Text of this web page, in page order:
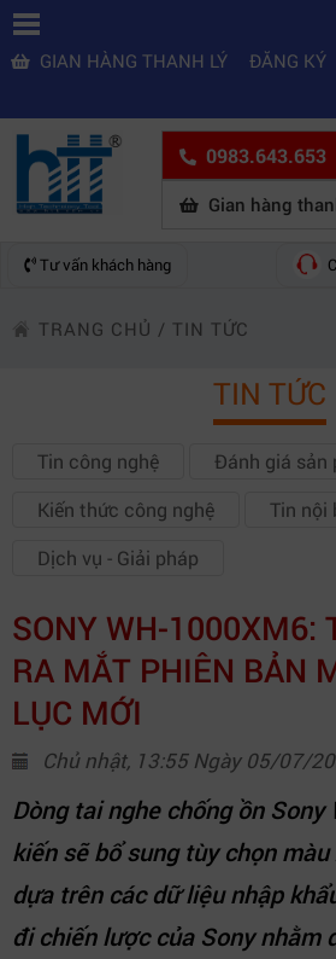
GIAN HÀNG THANH LÝ ĐĂNG KÝ
0983.643.653
Gian hàng
Tư vấn khách hàng
TRANG CHỦ / TIN TỨC
TIN TỨC
Tin công nghệ
Đánh giá sản
Kiến thức công nghệ
Tin nội
Dịch vụ - Giải pháp
SONY WH-1000XM6:
RA MẮT PHIÊN BẢN
LỤC MỚI
Chủ nhật, 13:55 Ngày 05/07/
Dòng tai nghe chống ồn Sony
kiến sẽ bổ sung tùy chọn
dựa trên các dữ liệu nhập
đi chiến lược của Sony nhằm